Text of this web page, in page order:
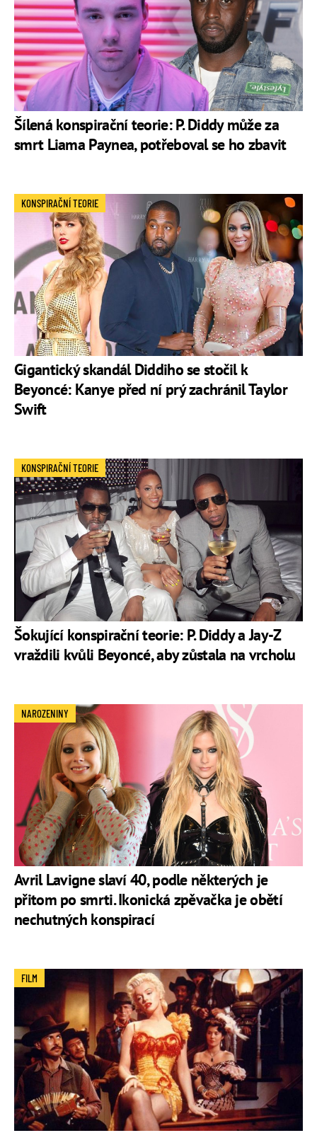
Šílená konspirační teorie: P. Diddy může za
smrt Liama Paynea, potřeboval se ho zbavit
Gigantický skandál Diddiho se stočil k
Beyoncé: Kanye před ní prý zachránil Taylor
Swift
KONSPIRAČNÍ TEORIE
Šokující konspirační teorie: P. Diddy a Jay-Z
vraždili kvůli Beyoncé, aby zůstala na vrcholu
KONSPIRAČNÍ TEORIE
Avril Lavigne slaví 40, podle některých je
přitom po smrti. Ikonická zpěvačka je obětí
nechutných konspirací
NAROZENINY
FILM